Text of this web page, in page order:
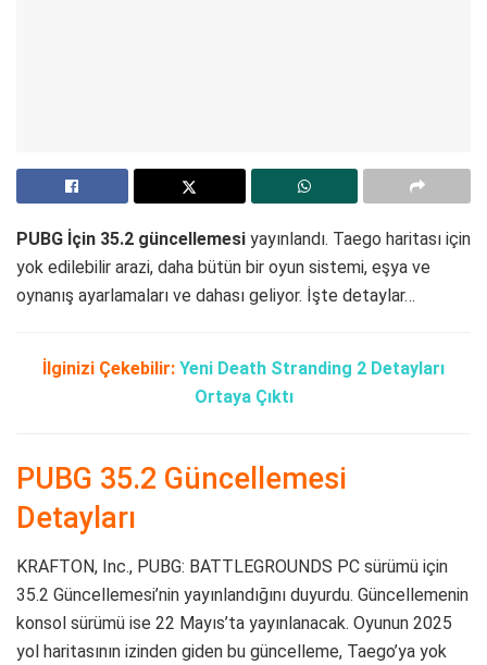
PUBG İçin 35.2 güncellemesi yayınlandı. Taego haritası için
yok edilebilir arazi, daha bütün bir oyun sistemi, eşya ve
oynanış ayarlamaları ve dahası geliyor. İşte detaylar…
İlginizi Çekebilir: Yeni Death Stranding 2 Detayları
Ortaya Çıktı
PUBG 35.2 Güncellemesi
Detayları
KRAFTON, Inc., PUBG: BATTLEGROUNDS PC sürümü için
35.2 Güncellemesi’nin yayınlandığını duyurdu. Güncellemenin
konsol sürümü ise 22 Mayıs’ta yayınlanacak. Oyunun 2025
yol haritasının izinden giden bu güncelleme, Taego’ya yok